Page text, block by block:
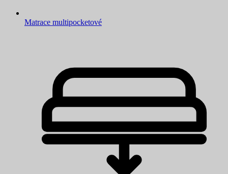
Matrace multipocketové